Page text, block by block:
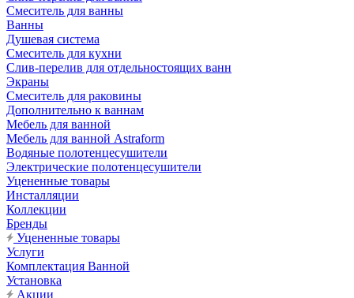
Смеситель для ванны
Ванны
Душевая система
Смеситель для кухни
Слив-перелив для отдельностоящих ванн
Экраны
Смеситель для раковины
Дополнительно к ваннам
Мебель для ванной
Мебель для ванной Astraform
Водяные полотенцесушители
Электрические полотенцесушители
Уцененные товары
Инсталляции
Коллекции
Бренды
Уцененные товары
Услуги
Комплектация Ванной
Установка
Акции